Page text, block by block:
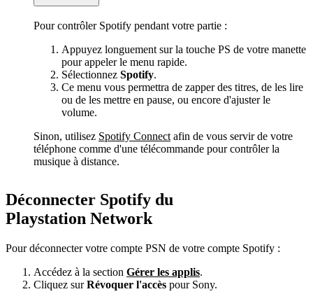
Pour contrôler Spotify pendant votre partie :
Appuyez longuement sur la touche PS de votre manette
pour appeler le menu rapide.
Sélectionnez Spotify.
Ce menu vous permettra de zapper des titres, de les lire
ou de les mettre en pause, ou encore d'ajuster le
volume.
Sinon, utilisez Spotify Connect afin de vous servir de votre
téléphone comme d'une télécommande pour contrôler la
musique à distance.
Déconnecter Spotify du
Playstation Network
Pour déconnecter votre compte PSN de votre compte Spotify :
Accédez à la section Gérer les applis.
Cliquez surRévoquer l'accès pour Sony.